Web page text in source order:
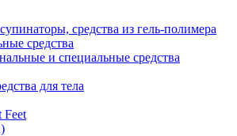
средства из гель-полимера
средства
и специальные средства
для тела
Feet